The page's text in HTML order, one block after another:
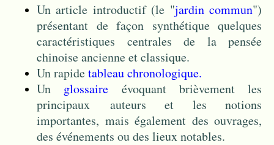
Un article introductif (le "jardin commun")
présentant de façon synthétique quelques
caractéristiques centrales de la pensée
chinoise ancienne et classique.
Un rapidetableau chronologique.
Un glossaire évoquant brièvement les
principaux auteurs et les notions
importantes, mais également des ouvrages,
des événements ou des lieux notables.